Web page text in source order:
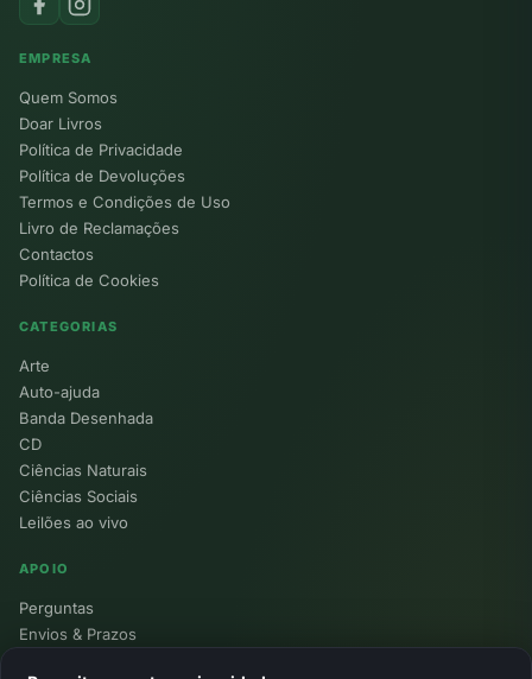
EMPRESA
Quem Somos
Doar Livros
Política de Privacidade
Política de Devoluções
Termos e Condições de Uso
Livro de Reclamações
Contactos
Política de Cookies
CATEGORIAS
Arte
Auto-ajuda
Banda Desenhada
CD
Ciências Naturais
Ciências Sociais
Leilões ao vivo
APOIO
Perguntas
Envios & Prazos